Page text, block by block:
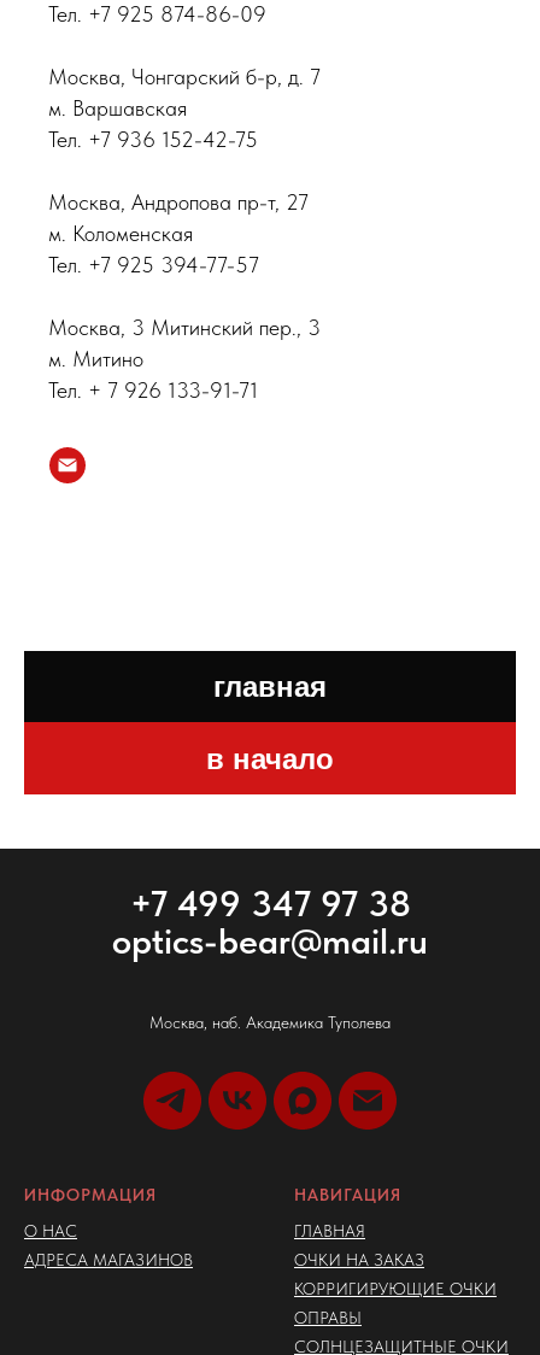
Тел. +7 925 874-86-09
Москва, Чонгарский б-р, д. 7
м. Варшавская
Тел. +7 936 152-42-75
Москва, Андропова пр-т, 27
м. Коломенская
Тел. +7 925 394-77-57
Москва, 3 Митинский пер., 3
м. Митино
Тел. + 7 926 133-91-71
главная
в начало
+7 499 347 97 38
optics-bear@mail.ru
Москва, наб. Академика Туполева
ИНФОРМАЦИЯ
О НАС
АДРЕСА МАГАЗИНОВ
НАВИГАЦИЯ
ГЛАВНАЯ
ОЧКИ НА ЗАКАЗ
КОРРИГИРУЮЩИЕ ОЧКИ
ОПРАВЫ
СОЛНЦЕЗАЩИТНЫЕ ОЧКИ